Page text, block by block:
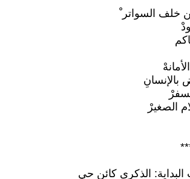
خلف السواتر
بالإنسانِ
الصغيرْ
البداية: الذكرى كائن حي